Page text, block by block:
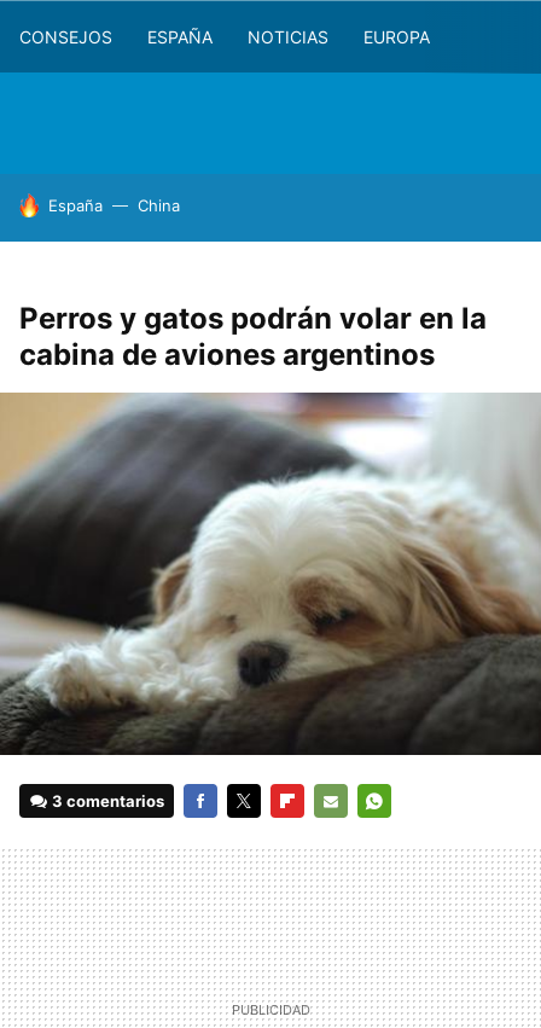
CONSEJOS ESPAÑA NOTICIAS EUROPA
HOY SE HABLA DE
España China
Perros y gatos podrán volar en la
cabina de aviones argentinos
3 comentarios
MAIL